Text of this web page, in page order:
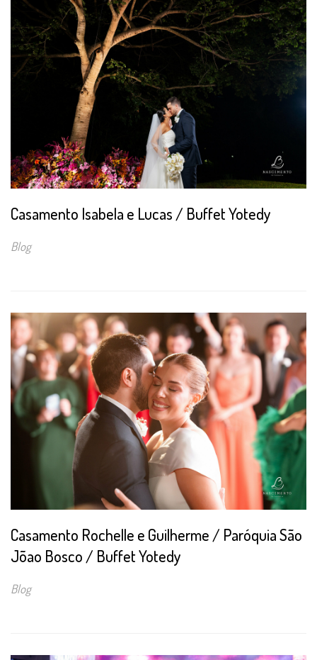
Casamento Isabela e Lucas / Buffet Yotedy
Blog
Casamento Rochelle e Guilherme / Paróquia São
Jõao Bosco / Buffet Yotedy
Blog